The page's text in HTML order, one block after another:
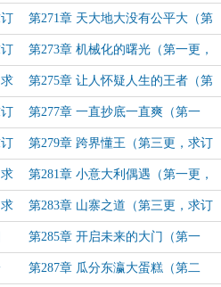
更，求订阅）
第271章 天大地大没有公平大（第
三更，求订阅）
第273章 机械化的曙光（第一更，
求订阅）
第275章 让人怀疑人生的王者（第
三更，求订阅）
第277章 一直抄底一直爽（第一
更，求订阅）
第279章 跨界懂王（第三更，求订
阅）
第281章 小意大利偶遇（第一更，
求订阅）
第283章 山寨之道（第三更，求订
阅）
第285章 开启未来的大门（第一
更，求订阅）
第287章 瓜分东瀛大蛋糕（第二